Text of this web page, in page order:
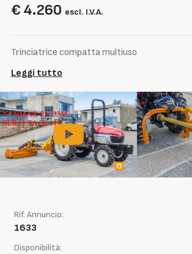
€ 4.260 escl. I.V.A.
Trinciatrice compatta multiuso
Leggi tutto
Rif. Annuncio:
1633
Disponibilità: